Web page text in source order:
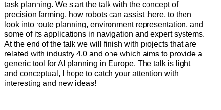
task planning. We start the talk with the concept of
precision farming, how robots can assist there, to then
look into route planning, environment representation, and
some of its applications in navigation and expert systems.
At the end of the talk we will finish with projects that are
related with industry 4.0 and one which aims to provide a
generic tool for AI planning in Europe. The talk is light
and conceptual, I hope to catch your attention with
interesting and new ideas!